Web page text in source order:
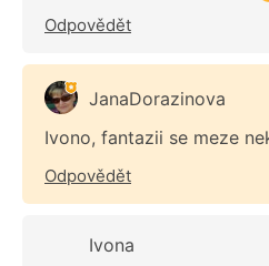
Odpovědět
JanaDorazinova
Ivono, fantazii se meze
Odpovědět
Ivona